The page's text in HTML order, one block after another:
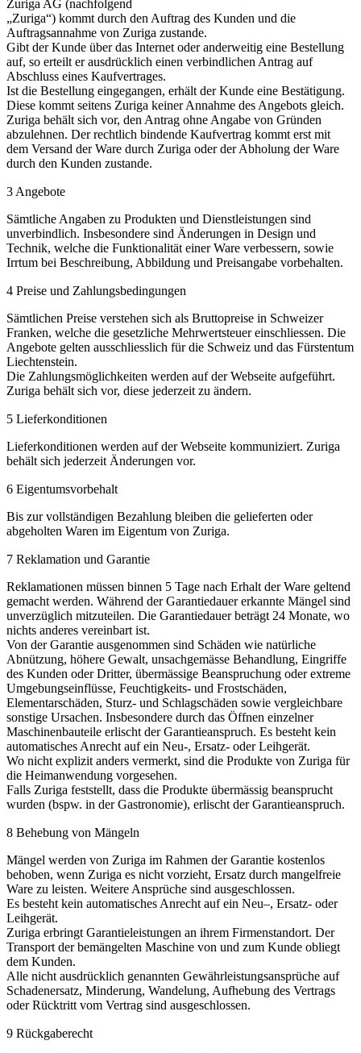
Zuriga AG (nachfolgend
„Zuriga“) kommt durch den Auftrag des Kunden und die
Auftragsannahme von Zuriga zustande.
Gibt der Kunde über das Internet oder anderweitig eine Bestellung
auf, so erteilt er ausdrücklich einen verbindlichen Antrag auf
Abschluss eines Kaufvertrages.
Ist die Bestellung eingegangen, erhält der Kunde eine Bestätigung.
Diese kommt seitens Zuriga keiner Annahme des Angebots gleich.
Zuriga behält sich vor, den Antrag ohne Angabe von Gründen
abzulehnen. Der rechtlich bindende Kaufvertrag kommt erst mit
dem Versand der Ware durch Zuriga oder der Abholung der Ware
durch den Kunden zustande.
3 Angebote
Sämtliche Angaben zu Produkten und Dienstleistungen sind
unverbindlich. Insbesondere sind Änderungen in Design und
Technik, welche die Funktionalität einer Ware verbessern, sowie
Irrtum bei Beschreibung, Abbildung und Preisangabe vorbehalten.
4 Preise und Zahlungsbedingungen
Sämtlichen Preise verstehen sich als Bruttopreise in Schweizer
Franken, welche die gesetzliche Mehrwertsteuer einschliessen. Die
Angebote gelten ausschliesslich für die Schweiz und das Fürstentum
Liechtenstein.
Die Zahlungsmöglichkeiten werden auf der Webseite aufgeführt.
Zuriga behält sich vor, diese jederzeit zu ändern.
5 Lieferkonditionen
Lieferkonditionen werden auf der Webseite kommuniziert. Zuriga
behält sich jederzeit Änderungen vor.
6 Eigentumsvorbehalt
Bis zur vollständigen Bezahlung bleiben die gelieferten oder
abgeholten Waren im Eigentum von Zuriga.
7 Reklamation und Garantie
Reklamationen müssen binnen 5 Tage nach Erhalt der Ware geltend
gemacht werden. Während der Garantiedauer erkannte Mängel sind
unverzüglich mitzuteilen. Die Garantiedauer beträgt 24 Monate, wo
nichts anderes vereinbart ist.
Von der Garantie ausgenommen sind Schäden wie natürliche
Abnützung, höhere Gewalt, unsachgemässe Behandlung, Eingriffe
des Kunden oder Dritter, übermässige Beanspruchung oder extreme
Umgebungseinflüsse, Feuchtigkeits- und Frostschäden,
Elementarschäden, Sturz- und Schlagschäden sowie vergleichbare
sonstige Ursachen. Insbesondere durch das Öffnen einzelner
Maschinenbauteile erlischt der Garantieanspruch. Es besteht kein
automatisches Anrecht auf ein Neu-, Ersatz- oder Leihgerät.
Wo nicht explizit anders vermerkt, sind die Produkte von Zuriga für
die Heimanwendung vorgesehen.
Falls Zuriga feststellt, dass die Produkte übermässig beansprucht
wurden (bspw. in der Gastronomie), erlischt der Garantieanspruch.
8 Behebung von Mängeln
Mängel werden von Zuriga im Rahmen der Garantie kostenlos
behoben, wenn Zuriga es nicht vorzieht, Ersatz durch mangelfreie
Ware zu leisten. Weitere Ansprüche sind ausgeschlossen.
Es besteht kein automatisches Anrecht auf ein Neu–, Ersatz- oder
Leihgerät.
Zuriga erbringt Garantieleistungen an ihrem Firmenstandort. Der
Transport der bemängelten Maschine von und zum Kunde obliegt
dem Kunden.
Alle nicht ausdrücklich genannten Gewährleistungsansprüche auf
Schadenersatz, Minderung, Wandelung, Aufhebung des Vertrags
oder Rücktritt vom Vertrag sind ausgeschlossen.
9 Rückgaberecht